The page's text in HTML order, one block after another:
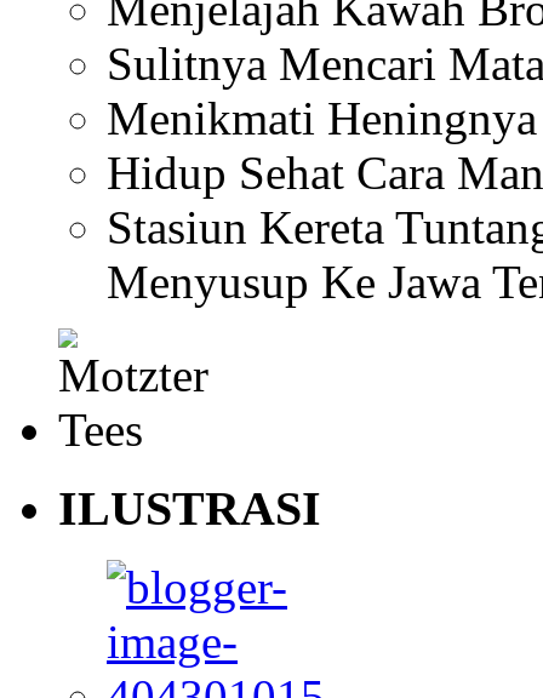
Sulitnya Mencari
Menikmati
Hidup Sehat Cara
Stasiun Kereta
Menyusup Ke Jawa
ILUSTRASI